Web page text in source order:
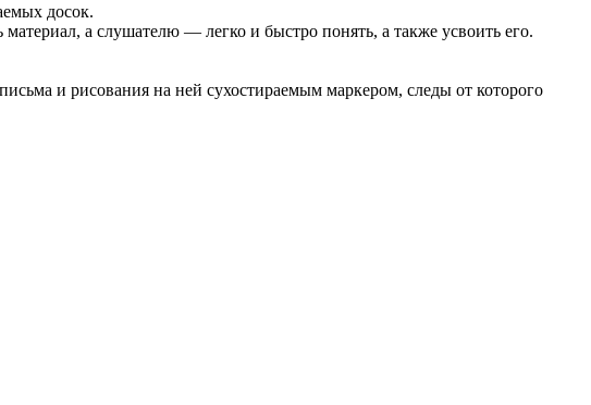
досок.
а слушателю — легко и быстро понять, а также усвоить его.
и рисования на ней сухостираемым маркером, следы от которого